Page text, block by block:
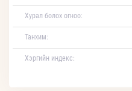
Хурал болох огноо:
Танхим:
Хэргийн индекс: